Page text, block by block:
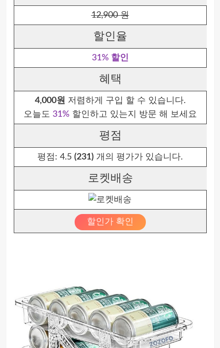
12,900 원
할인율
31% 할인
혜택
4,000원 저렴하게 구입 할 수 있습니다.
오늘도 31% 할인하고 있는지 방문 해 보세요
평점
평점: 4.5 (231) 개의 평가가 있습니다.
로켓배송
할인가 확인